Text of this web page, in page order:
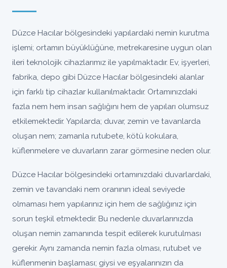
Düzce Hacılar bölgesindeki yapılardaki nemin kurutma
işlemi; ortamın büyüklüğüne, metrekaresine uygun olan
ileri teknolojik cihazlarımız ile yapılmaktadır. Ev, işyerleri,
fabrika, depo gibi Düzce Hacılar bölgesindeki alanlar
için farklı tip cihazlar kullanılmaktadır. Ortamınızdaki
fazla nem hem insan sağlığını hem de yapıları olumsuz
etkilemektedir. Yapılarda; duvar, zemin ve tavanlarda
oluşan nem; zamanla rutubete, kötü kokulara,
küflenmelere ve duvarların zarar görmesine neden olur.
Düzce Hacılar bölgesindeki ortamınızdaki duvarlardaki,
zemin ve tavandaki nem oranının ideal seviyede
olmaması hem yapılarınız için hem de sağlığınız için
sorun teşkil etmektedir. Bu nedenle duvarlarınızda
oluşan nemin zamanında tespit edilerek kurutulması
gerekir. Aynı zamanda nemin fazla olması, rutubet ve
küflenmenin başlaması; giysi ve eşyalarınızın da